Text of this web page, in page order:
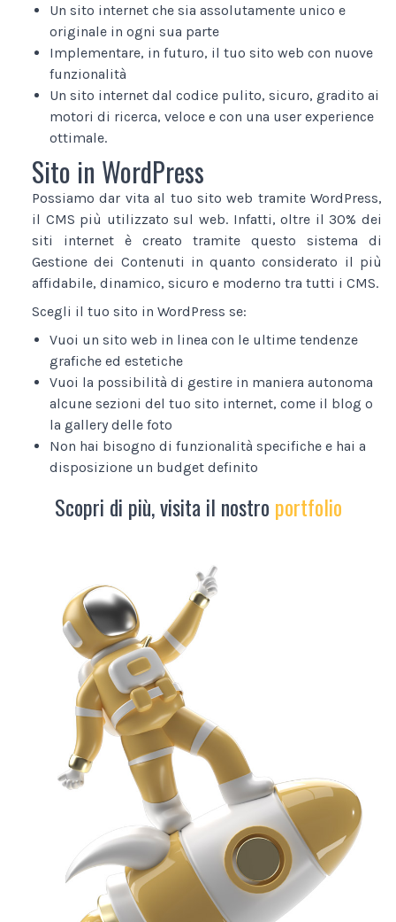
Un sito internet che sia assolutamente unico e
originale in ogni sua parte
Implementare, in futuro, il tuo sito web con nuove
funzionalità
Un sito internet dal codice pulito, sicuro, gradito ai
motori di ricerca, veloce e con una user experience
ottimale.
Sito in WordPress
Possiamo dar vita al tuo sito web tramite WordPress,
il CMS più utilizzato sul web. Infatti, oltre il 30% dei
siti internet è creato tramite questo sistema di
Gestione dei Contenuti in quanto considerato il più
affidabile, dinamico, sicuro e moderno tra tutti i CMS.
Scegli il tuo sito in WordPress se:
Vuoi un sito web in linea con le ultime tendenze
grafiche ed estetiche
Vuoi la possibilità di gestire in maniera autonoma
alcune sezioni del tuo sito internet, come il blog o
la gallery delle foto
Non hai bisogno di funzionalità specifiche e hai a
disposizione un budget definito
Scopri di più, visita il nostro portfolio